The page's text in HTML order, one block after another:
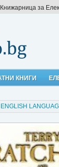
за
КНИГИ
ENGLISH